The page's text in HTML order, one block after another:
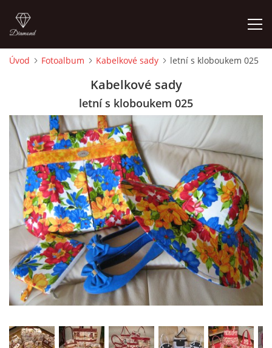
CEDULKY
MOJE POSLEDNÍ PRÁCE
jk-laguna@seznam.cz
© 2025 eStránky.cz
Úvod Fotoalbum Kabelkové sady letní s kloboukem 025
Kabelkové sady
letní s kloboukem 025